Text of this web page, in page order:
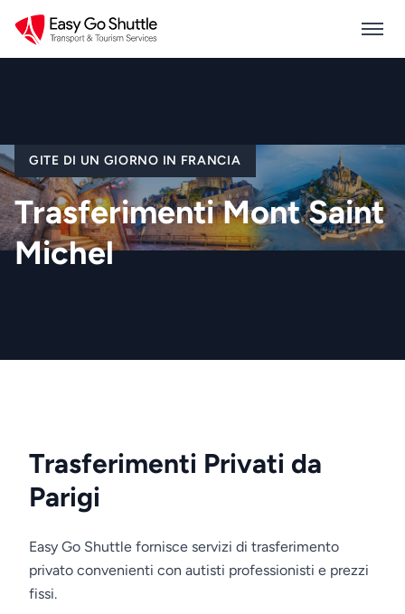
GITE DI UN GIORNO IN FRANCIA
Trasferimenti Mont Saint
Michel
Trasferimenti Privati da
Parigi
Easy Go Shuttle fornisce servizi di trasferimento
privato convenienti con autisti professionisti e prezzi
fissi.